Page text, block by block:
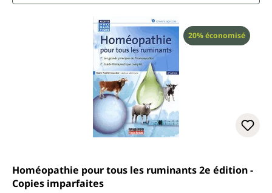
Réduction
20% économisé
Homéopathie pour tous les ruminants 2e édition -
Copies imparfaites